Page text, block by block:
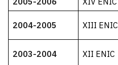
2004-2005 XIII ENIC
2003-2004 XII ENIC